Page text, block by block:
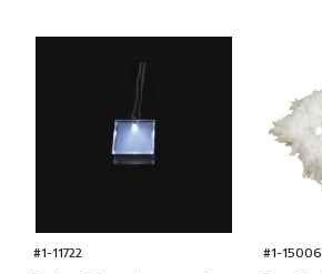
#1-11722 #1-15006